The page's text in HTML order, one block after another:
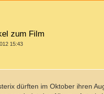
zum Film
15:43
dürften im Oktober ihren